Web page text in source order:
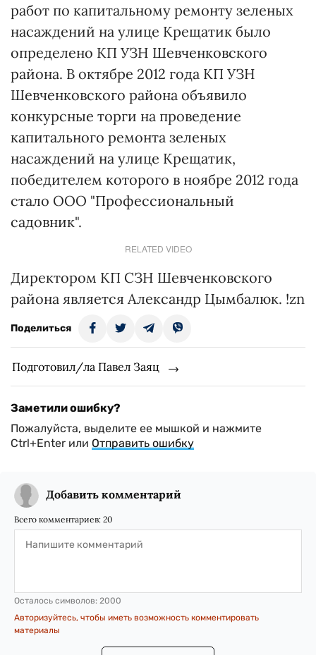
работ по капитальному ремонту зеленых
насаждений на улице Крещатик было
определено КП УЗН Шевченковского
района. В октябре 2012 года КП УЗН
Шевченковского района объявило
конкурсные торги на проведение
капитального ремонта зеленых
насаждений на улице Крещатик,
победителем которого в ноябре 2012 года
стало ООО "Профессиональный
садовник".
RELATED VIDEO
Директором КП СЗН Шевченковского
района является Александр Цымбалюк. !zn
Поделиться
Подготовил/ла Павел Заяц
Заметили ошибку?
Пожалуйста, выделите ее мышкой и нажмите
Ctrl+Enter или Отправить ошибку
Добавить комментарий
Всего комментариев: 20
Осталось символов: 2000
Авторизуйтесь, чтобы иметь возможность комментировать
материалы